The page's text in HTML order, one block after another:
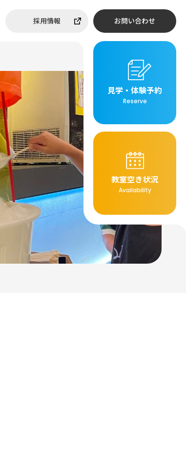
採用情報 お問い合わせ
見学・体験予約
Reserve
教室空き状況
Availability